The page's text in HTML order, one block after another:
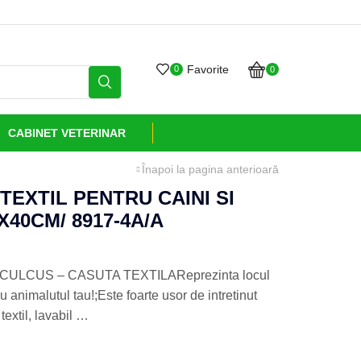
0 Favorite 0
CABINET VETERINAR
Înapoi la pagina anterioară
PENTRU CAINI SI
8917-4A/A
– CASUTA TEXTILAReprezinta locul
animalutul tau!;Este foarte usor de intretinut
textil, lavabil …